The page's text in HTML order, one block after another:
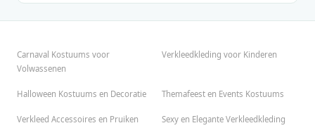
Carnaval Kostuums voor
Volwassenen
Verkleedkleding voor Kinderen
Halloween Kostuums en Decoratie Themafeest en Events Kostuums
Verkleed Accessoires en Pruiken Sexy en Elegante Verkleedkleding